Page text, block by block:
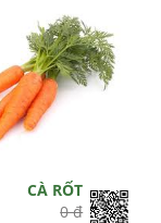
CÀ RỐT
0 đ